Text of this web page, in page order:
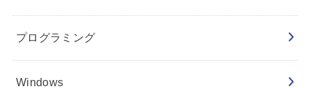
プログラミング
Windows